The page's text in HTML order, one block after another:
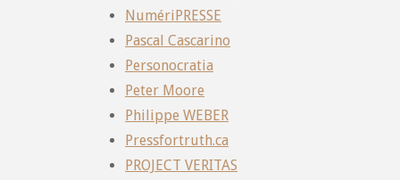
NumériPRESSE
Pascal Cascarino
Personocratia
Peter Moore
Philippe WEBER
Pressfortruth.ca
PROJECT VERITAS